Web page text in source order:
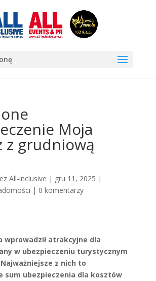
Moja
z grudniową
All-inclusive | gru 11, 2025 |
| 0 komentarzy
wprowadził atrakcyjne dla
w ubezpieczeniu turystycznym
z nich to
sum ubezpieczenia dla kosztów